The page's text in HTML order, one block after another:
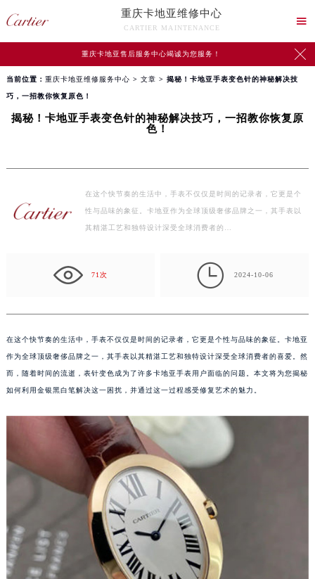
重庆卡地亚维修中心
CARTIER MAINTENANCE

重庆卡地亚售后服务中心竭诚为您服务！ 
当前位置： 重庆卡地亚维修服务中心 > 文章 > 揭秘！卡地亚手表变色针的神秘解决技
巧，一招教你恢复原色！
揭秘！卡地亚手表变色针的神秘解决技巧，一招教你恢复原
色！
在这个快节奏的生活中，手表不仅仅是时间的记录者，它更是个
性与品味的象征。卡地亚作为全球顶级奢侈品牌之一，其手表以
其精湛工艺和独特设计深受全球消费者的…
71次  2024-10-06
在这个快节奏的生活中，手表不仅仅是时间的记录者，它更是个性与品味的象征。卡地亚
作为全球顶级奢侈品牌之一，其手表以其精湛工艺和独特设计深受全球消费者的喜爱。然
而，随着时间的流逝，表针变色成为了许多卡地亚手表用户面临的问题。本文将为您揭秘
如何利用金银黑白笔解决这一困扰，并通过这一过程感受修复艺术的魅力。